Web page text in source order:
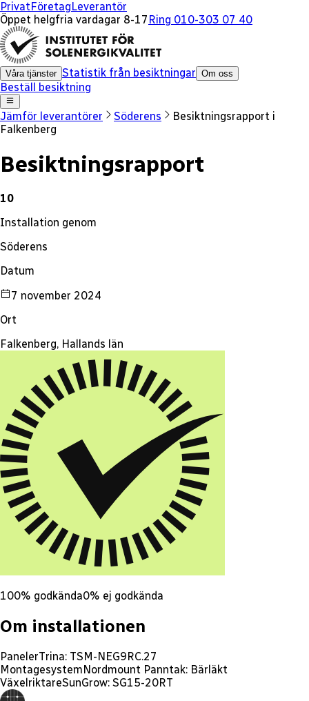
PrivatFöretagLeverantör
Öppet helgfria vardagar 8-17 Ring 010-303 07 40
Våra tjänster Statistik från besiktningar Om oss
Beställ besiktning
Jämför leverantörer Söderens
Besiktningsrapport i
Falkenberg
Besiktningsrapport
10
x
Installation genom
Söderens
Datum
7 november 2024
Ort
Falkenberg, Hallands län
100% godkända0% ej godkända
Om installationen
PanelerTrina: TSM-NEG9RC.27
MontagesystemNordmount Panntak: Bärläkt
VäxelriktareSunGrow: SG15-20RT